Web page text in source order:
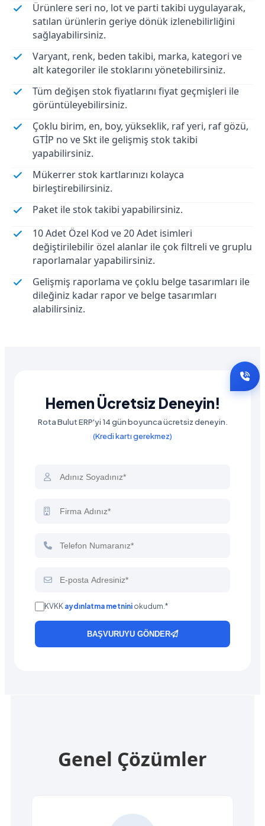
Ürünlere seri no, lot ve parti takibi uygulayarak,
satılan ürünlerin geriye dönük izlenebilirliğini
sağlayabilirsiniz.
Varyant, renk, beden takibi, marka, kategori ve
alt kategoriler ile stoklarını yönetebilirsiniz.
Tüm değişen stok fiyatlarını fiyat geçmişleri ile
görüntüleyebilirsiniz.
Çoklu birim, en, boy, yükseklik, raf yeri, raf gözü,
GTİP no ve Skt ile gelişmiş stok takibi
yapabilirsiniz.
Mükerrer stok kartlarınızı kolayca
birleştirebilirsiniz.
Paket ile stok takibi yapabilirsiniz.
10 Adet Özel Kod ve 20 Adet isimleri
değiştirilebilir özel alanlar ile çok filtreli ve gruplu
raporlamalar yapabilirsiniz.
Gelişmiş raporlama ve çoklu belge tasarımları ile
dileğiniz kadar rapor ve belge tasarımları
alabilirsiniz.
Hemen Ücretsiz Deneyin!
Rota Bulut ERP'yi 14 gün boyunca ücretsiz deneyin.
(Kredi kartı gerekmez)
KVKK aydınlatma metnini okudum.*
BAŞVURUYU GÖNDER
Genel Çözümler